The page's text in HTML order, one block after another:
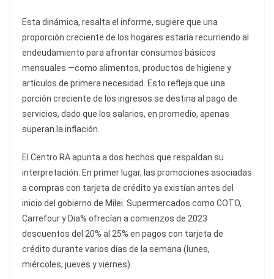
Esta dinámica, resalta el informe, sugiere que una
proporción creciente de los hogares estaría recurriendo al
endeudamiento para afrontar consumos básicos
mensuales —como alimentos, productos de higiene y
artículos de primera necesidad. Esto refleja que una
porción creciente de los ingresos se destina al pago de
servicios, dado que los salarios, en promedio, apenas
superan la inflación.
El Centro RA apunta a dos hechos que respaldan su
interpretación. En primer lugar, las promociones asociadas
a compras con tarjeta de crédito ya existían antes del
inicio del gobierno de Milei. Supermercados como COTO,
Carrefour y Dia% ofrecían a comienzos de 2023
descuentos del 20% al 25% en pagos con tarjeta de
crédito durante varios días de la semana (lunes,
miércoles, jueves y viernes).